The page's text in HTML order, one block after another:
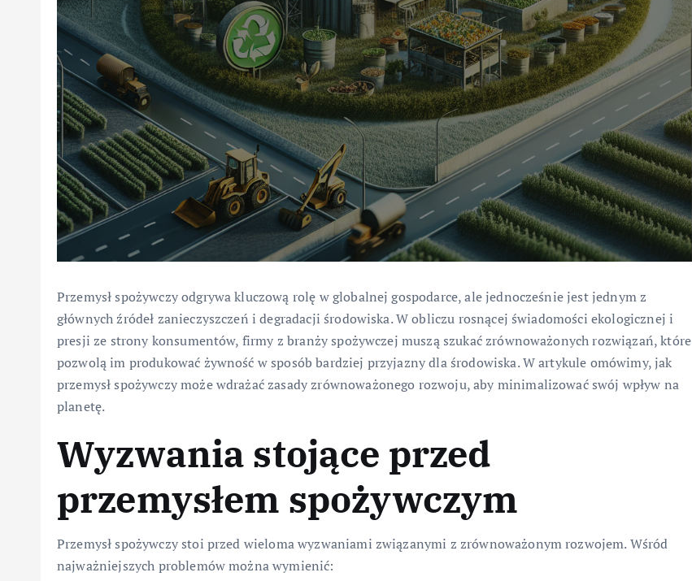
Przemysł spożywczy odgrywa kluczową rolę w globalnej gospodarce, ale jednocześnie jest jednym z
głównych źródeł zanieczyszczeń i degradacji środowiska. W obliczu rosnącej świadomości ekologicznej i
presji ze strony konsumentów, firmy z branży spożywczej muszą szukać zrównoważonych rozwiązań, które
pozwolą im produkować żywność w sposób bardziej przyjazny dla środowiska. W artykule omówimy, jak
przemysł spożywczy może wdrażać zasady zrównoważonego rozwoju, aby minimalizować swój wpływ na
planetę.
Wyzwania stojące przed
przemysłem spożywczym
Przemysł spożywczy stoi przed wieloma wyzwaniami związanymi z zrównoważonym rozwojem. Wśród
najważniejszych problemów można wymienić: